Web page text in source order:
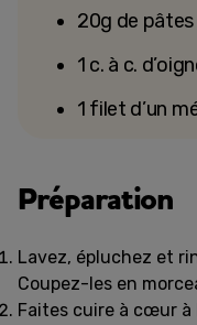
20g de
1 c. à c.
1 filet d’un
Préparation
Lavez, épluchez et
Coupez-les en
Faites cuire à cœur à